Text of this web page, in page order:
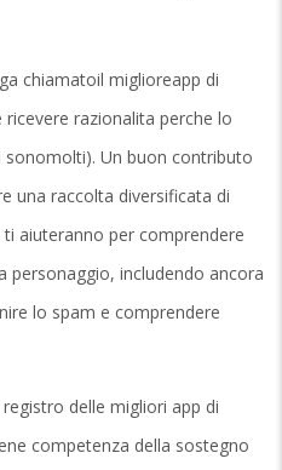
chiamatoil miglioreapp di
razionalita perche lo
sonomolti). Un buon contributo
una raccolta diversificata di
aiuteranno per comprendere
personaggio, includendo ancora
lo spam e comprendere
delle migliori app di
competenza della sostegno